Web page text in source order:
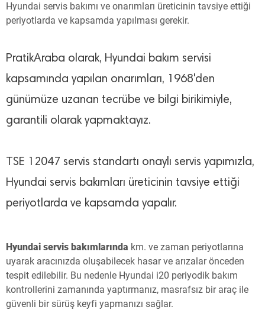
Hyundai servis bakımı ve onarımları üreticinin tavsiye ettiği
periyotlarda ve kapsamda yapılması gerekir.
PratikAraba olarak, Hyundai bakım servisi
kapsamında yapılan onarımları, 1968'den
günümüze uzanan tecrübe ve bilgi birikimiyle,
garantili olarak yapmaktayız.
TSE 12047 servis standartı onaylı servis yapımızla,
Hyundai servis bakımları üreticinin tavsiye ettiği
periyotlarda ve kapsamda yapalır.
Hyundai servis bakımlarında km. ve zaman periyotlarına
uyarak aracınızda oluşabilecek hasar ve arızalar önceden
tespit edilebilir. Bu nedenle Hyundai i20 periyodik bakım
kontrollerini zamanında yaptırmanız, masrafsız bir araç ile
güvenli bir sürüş keyfi yapmanızı sağlar.